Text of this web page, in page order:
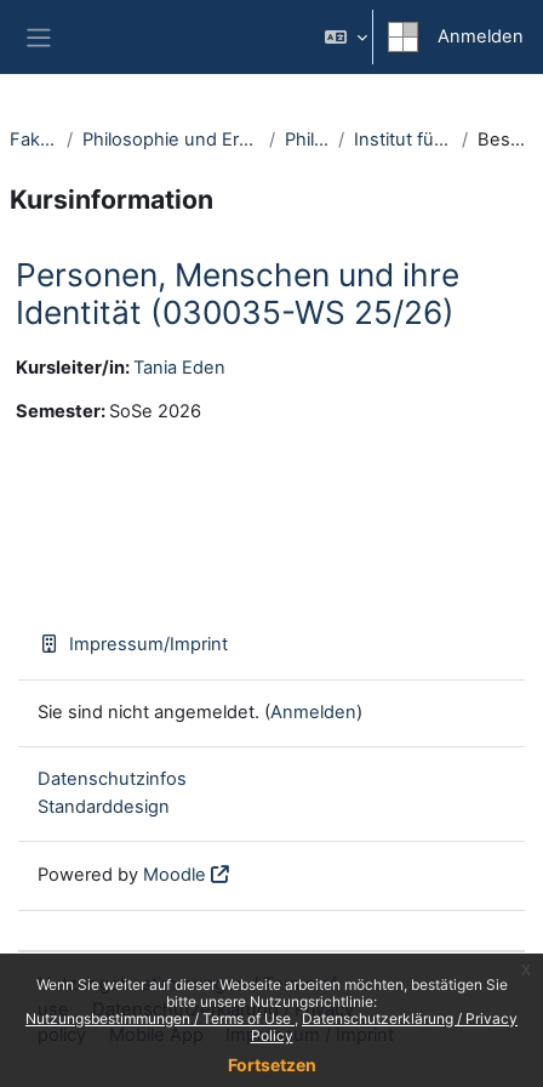
Wenn Sie weiter auf dieser Webseite arbeiten möchten, bestätigen Sie
bitte unsere Nutzungsrichtlinie:
Nutzungsbestimmungen / Terms of Use
Datenschutzerklärung / Privacy
Policy
Fortsetzen
Anmelden
Fakultäten Philosophie und Erziehungswissenschaft Philosophie Institut für Philosophie I Beschreibung
Kursinformation
Personen, Menschen und ihre
Identität (030035-WS 25/26)
Kursleiter/in:Tania Eden
Semester: SoSe 2026
Impressum/Imprint
Sie sind nicht angemeldet. (Anmelden)
Datenschutzinfos
Standarddesign
Powered by Moodle
Nutzungsbestimmungen / Terms of
use
Datenschutzerklärung / Privacy
policy
Mobile App Impressum / Imprint